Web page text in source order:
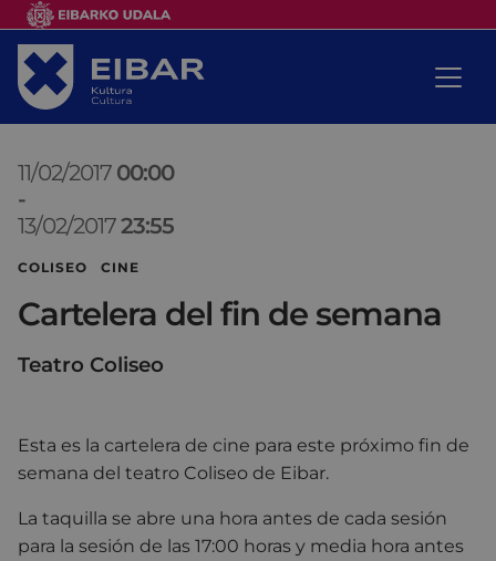
11/02/2017 00:00
-
13/02/201723:55
COLISEO CINE
Cartelera del fin de semana
Teatro Coliseo
Esta es la cartelera de cine para este próximo fin de
semana del teatro Coliseo de Eibar.
La taquilla se abre una hora antes de cada sesión
para la sesión de las 17:00 horas y media hora antes